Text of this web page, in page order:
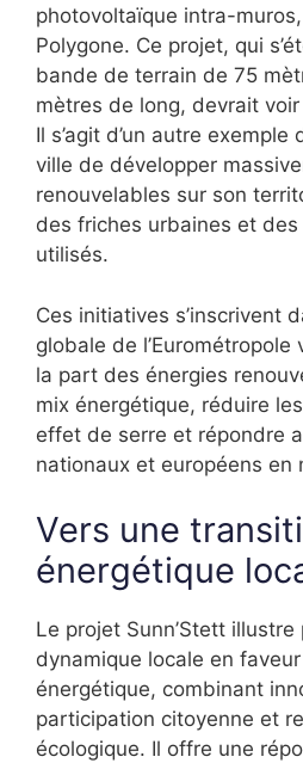
photovoltaïque intra-
Polygone. Ce projet, qui
bande de terrain de 75
mètres de long, devrait voir
Il s’agit d’un autre
ville de développer
renouvelables sur son
des friches urbaines et
utilisés.
Ces initiatives s’inscrivent
globale de
la part des énergies
mix énergétique, réduire
effet de serre et répondre
nationaux et européens en
Vers une
énergétique
Le projet Sunn’Stett
dynamique locale en
énergétique, combinant
participation citoyenne et
écologique. Il offre une